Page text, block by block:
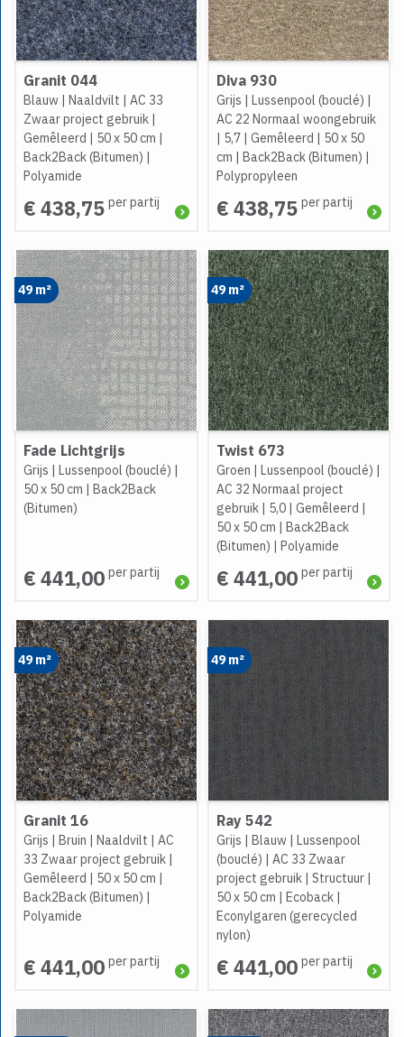
Granit 044
Blauw | Naaldvilt | AC 33
Zwaar project gebruik |
Gemêleerd | 50 x 50 cm |
Back2Back (Bitumen) |
Polyamide
€ 438,75 per partij
Diva 930
Grijs | Lussenpool (bouclé) |
AC 22 Normaal woongebruik
| 5,7| Gemêleerd | 50 x 50
cm | Back2Back (Bitumen) |
Polypropyleen
€ 438,75 per partij
49 m²
Fade Lichtgrijs
Grijs | Lussenpool (bouclé) |
50 x 50 cm | Back2Back
(Bitumen)
€ 441,00 per partij
49 m²
Twist 673
Groen | Lussenpool (bouclé) |
AC 32 Normaal project
gebruik| 5,0| Gemêleerd |
50 x 50 cm | Back2Back
(Bitumen) | Polyamide
€ 441,00 per partij
49 m²
Granit 16
Grijs | Bruin | Naaldvilt | AC
33 Zwaar project gebruik |
Gemêleerd | 50 x 50 cm |
Back2Back (Bitumen) |
Polyamide
€ 441,00 per partij
49 m²
Ray 542
Grijs | Blauw| Lussenpool
(bouclé) | AC 33 Zwaar
project gebruik| Structuur|
50 x 50 cm | Ecoback|
Econylgaren (gerecycled
nylon)
€ 441,00 per partij